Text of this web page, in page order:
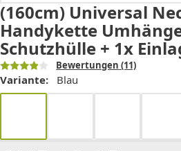
(160cm) Universal
Handykette
Schutzhülle + 1x
Bewertungen (11)
Variante: Blau